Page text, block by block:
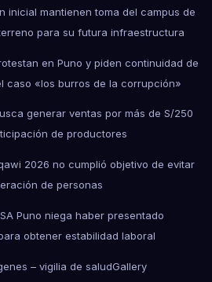
inicial mantienen toma del campus de
para su futura infraestructura
en Puno y piden continuidad de
caso «los burros de la corrupción»
generar ventas por más de S/250
de productores
2026 no cumplió objetivo de evitar
de personas
Puno niega haber presentado
obtener estabilidad laboral
– vigilia de saludGallery